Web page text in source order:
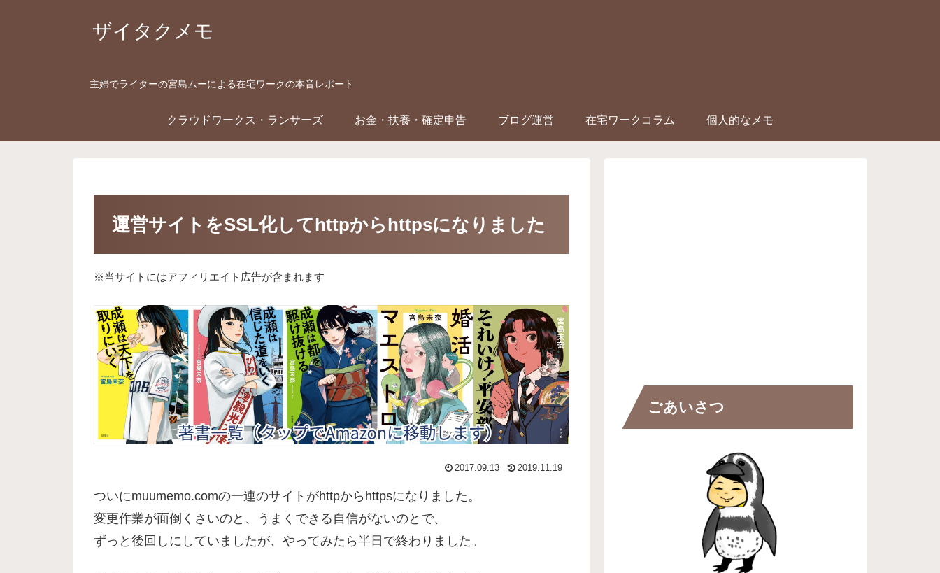
ザイタクメモ
主婦でライターの宮島ムーによる在宅ワークの本音レポート
クラウドワークス・ランサーズ お金・扶養・確定申告 ブログ運営 在宅ワークコラム 個人的なメモ
運営サイトをSSL化してhttpからhttpsになりました
※当サイトにはアフィリエイト広告が含まれます
2017.09.13 2019.11.19
ついにmuumemo.comの一連のサイトがhttpからhttpsになりました。
変更作業が面倒くさいのと、うまくできる自信がないのとで、
ずっと後回しにしていましたが、やってみたら半日で終わりました。
ごあいさつ